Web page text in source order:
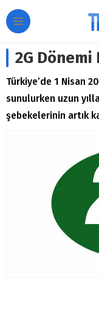
2G
Türkiye’de 1 Nisan
sunulurken uzun
şebekelerinin artık